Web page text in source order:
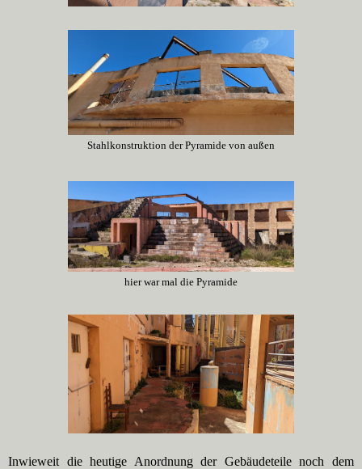
Stahlkonstruktion der Pyramide von außen
hier war mal die Pyramide
Inwieweit die heutige Anordnung der Gebäudeteile noch dem